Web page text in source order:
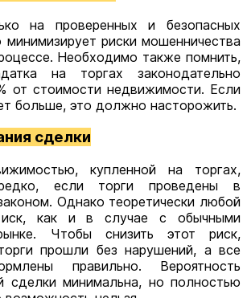
на проверенных и безопасных
риски мошенничества
Необходимо также помнить,
на торгах законодательно
от стоимости недвижимости. Если
больше, это должно насторожить.
сделки
купленной на торгах,
если торги проведены в
Однако теоретически любой
как и в случае с обычными
Чтобы снизить этот риск,
прошли без нарушений, а все
правильно. Вероятность
сделки минимальна, но полностью